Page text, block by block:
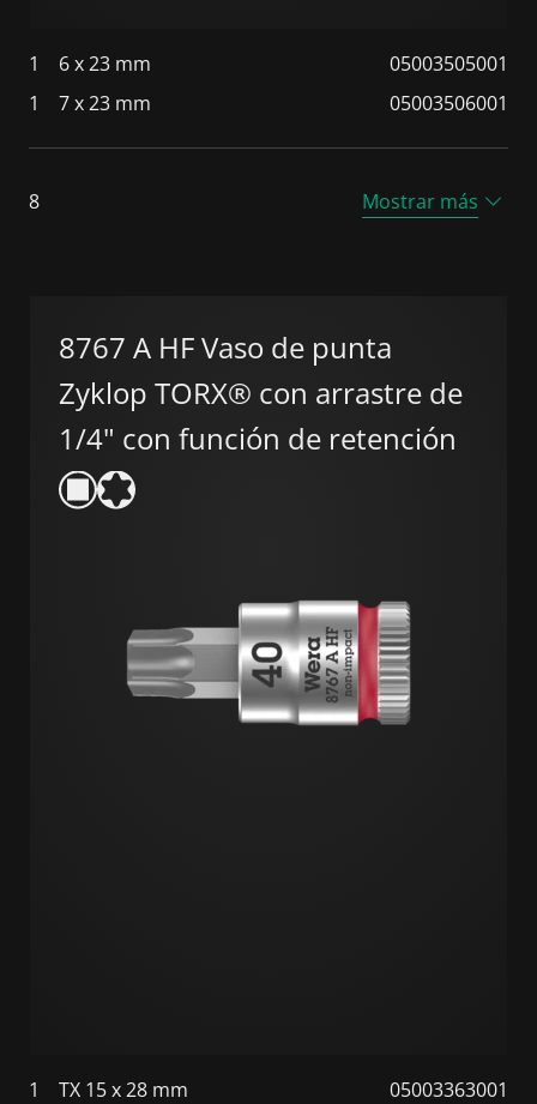
1 6 x 23 mm
05003505001
1
7 x 23 mm 05003506001
8 Mostrar más
8767 A HF Vaso de punta
Zyklop TORX® con arrastre de
1/4" con función de retención
1 TX 15 x 28 mm
05003363001